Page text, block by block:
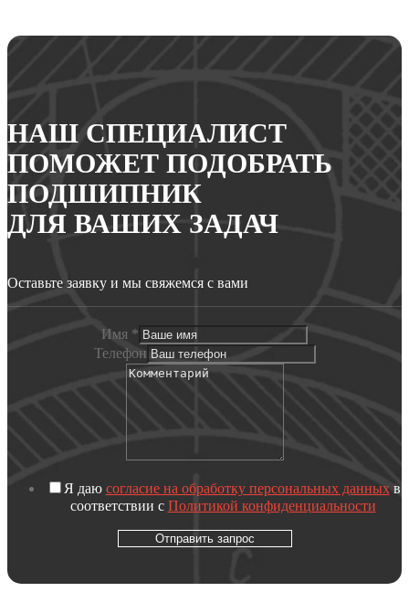
НАШ СПЕЦИАЛИСТ
ПОМОЖЕТ ПОДОБРАТЬ
ПОДШИПНИК
ДЛЯ ВАШИХ ЗАДАЧ
Оставьте заявку и мы свяжемся с вами
Имя *
Телефон
Я даю согласие на обработку персональных данныхв
соответствии с Политикой конфиденциальности
Отправить запрос